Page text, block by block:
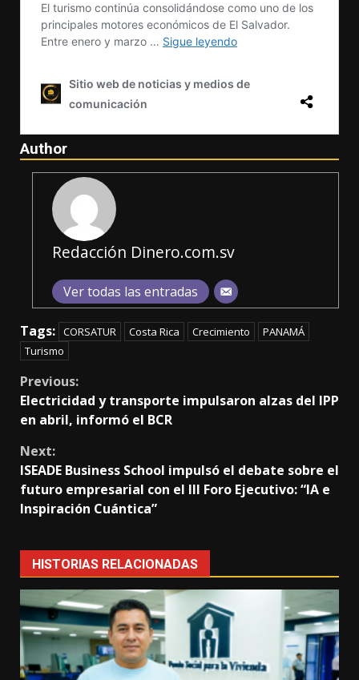
Author
Redacción Dinero.com.sv
Ver todas las entradas
Tags: CORSATUR Costa Rica Crecimiento
PANAMÁ
Turismo
Continue
Reading
Previous:
Electricidad y transporte impulsaron alzas del IPP
en abril, informó el BCR
Next:
ISEADE Business School impulsó el debate sobre el
futuro empresarial con el III Foro Ejecutivo: “IA e
Inspiración Cuántica”
HISTORIAS RELACIONADAS